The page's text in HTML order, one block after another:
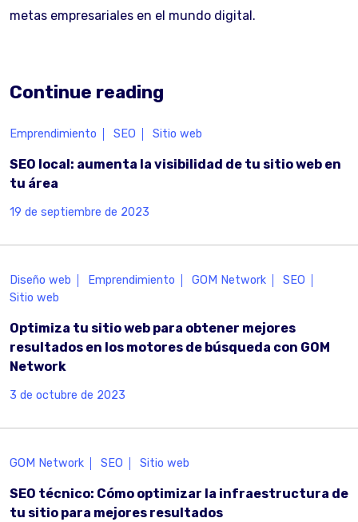
metas empresariales en el mundo digital.
Continue reading
Emprendimiento SEO Sitio web
SEO local: aumenta la visibilidad de tu sitio web en
tu área
19 de septiembre de 2023
Diseño web Emprendimiento GOM Network
SEO
Sitio web
Optimiza tu sitio web para obtener mejores
resultados en los motores de búsqueda con GOM
Network
3 de octubre de 2023
GOM Network SEO Sitio web
SEO técnico: Cómo optimizar la infraestructura de
tu sitio para mejores resultados